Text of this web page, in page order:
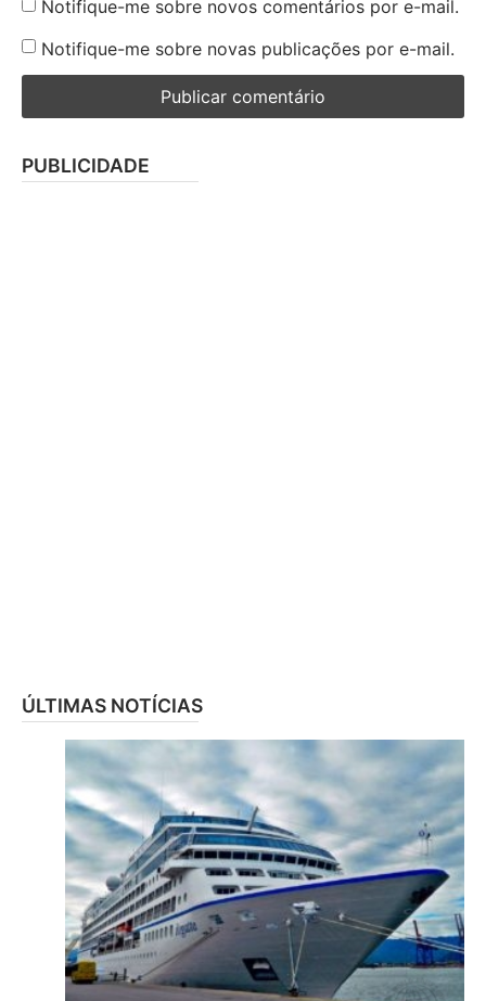
Notifique-me sobre novos comentários por e-mail.
Notifique-me sobre novas publicações por e-mail.
PUBLICIDADE
ÚLTIMAS NOTÍCIAS